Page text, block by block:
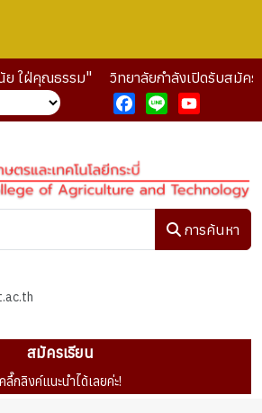
ใฝ่คุณธรรม" วิทยาลัยกำลังเปิดรับสมัคร
Facebook
Line YouTube
การค้นหา
สมัครเรียน
คลื๊กลิงค์แนะนำได้เลยค่ะ!